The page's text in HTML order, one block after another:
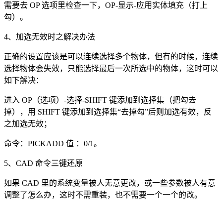
需要去 OP 选项里检查一下，OP-显示-应用实体填充（打上
勾）。
4、加选无效时之解决办法
正确的设置应该是可以连续选择多个物体，但有的时候，连续
选择物体会失效，只能选择最后一次所选中的物体，这时可以
如下解决：
进入 OP（选项）-选择-SHIFT 键添加到选择集（把勾去
掉），用 SHIFT 键添加到选择集“去掉勾”后则加选有效，反
之加选无效；
命令：PICKADD 值 ：0/1。
5、CAD 命令三键还原
如果 CAD 里的系统变量被人无意更改，或一些参数被人有意
调整了怎么办，这时不需重装，也不需要一个一个的改。